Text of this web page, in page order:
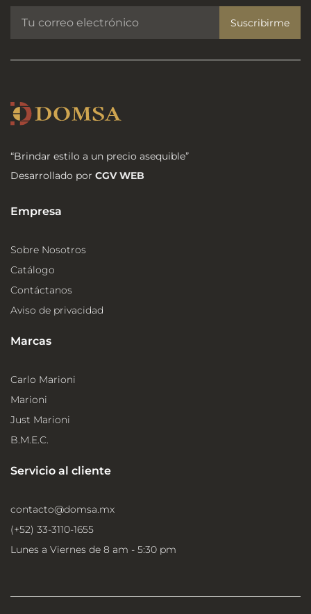
Suscribirme
“Brindar estilo a un precio asequible”
Desarrollado por CGV WEB
Empresa
Sobre Nosotros
Catálogo
Contáctanos
Aviso de privacidad
Marcas
Carlo Marioni
Marioni
Just Marioni
B.M.E.C.
Servicio al cliente
contacto@domsa.mx
(+52) 33-3110-1655
Lunes a Viernes de 8 am - 5:30 pm